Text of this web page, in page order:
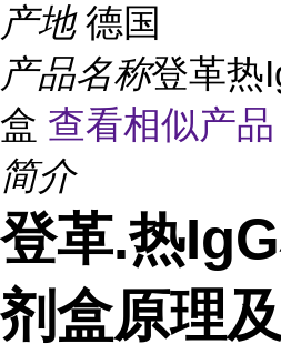
产地 德国
产品名称登革热
盒 查看相似产
简介
登革.热
剂盒原理